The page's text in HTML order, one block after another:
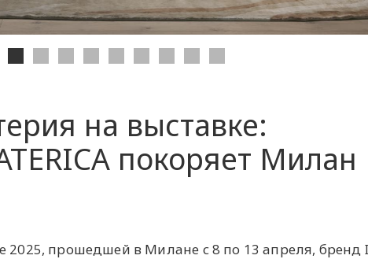
на выставке:
покоряет Милан
2025, прошедшей в Милане с 8 по 13 апреля, бренд